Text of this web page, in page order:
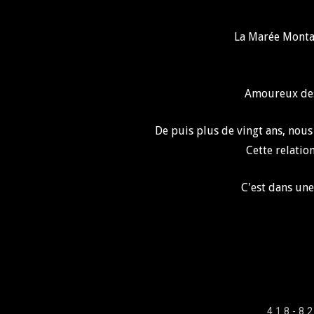
La Marée
Amoureux
De puis plus de vingt ans,
Cette
C'est dans
418-